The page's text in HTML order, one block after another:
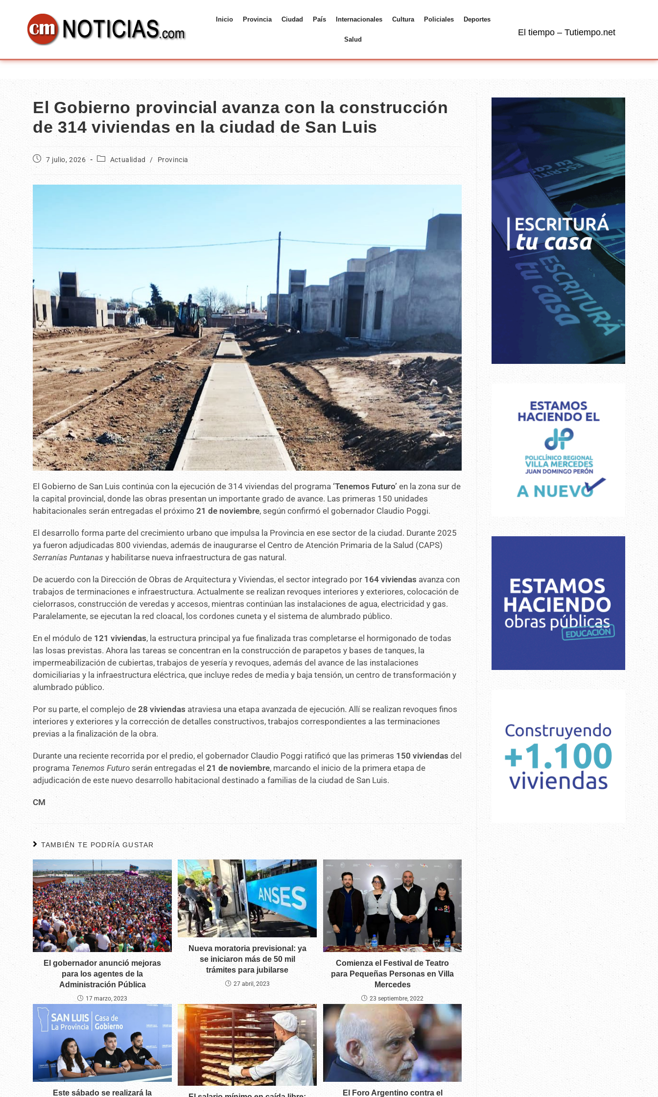
Inicio Provincia Ciudad País Internacionales Cultura Policiales Deportes
Salud
El tiempo – Tutiempo.net
El Gobierno provincial avanza con la construcción
de 314 viviendas en la ciudad de San Luis
7 julio, 2026 Actualidad / Provincia
El Gobierno de San Luis continúa con la ejecución de 314 viviendas del programa‘Tenemos Futuro’ en la zona sur de
la capital provincial, donde las obras presentan un importante grado de avance. Las primeras 150 unidades
habitacionales serán entregadas el próximo21 de noviembre, según confirmó el gobernador Claudio Poggi.
El desarrollo forma parte del crecimiento urbano que impulsa la Provincia en ese sector de la ciudad. Durante 2025
ya fueron adjudicadas 800 viviendas, además de inaugurarse el Centro de Atención Primaria de la Salud (CAPS)
Serranías Puntanas y habilitarse nueva infraestructura de gas natural.
De acuerdo con la Dirección de Obras de Arquitectura y Viviendas, el sector integrado por 164 viviendas avanza con
trabajos de terminaciones e infraestructura. Actualmente se realizan revoques interiores y exteriores, colocación de
cielorrasos, construcción de veredas y accesos, mientras continúan las instalaciones de agua, electricidad y gas.
Paralelamente, se ejecutan la red cloacal, los cordones cuneta y el sistema de alumbrado público.
En el módulo de 121 viviendas, la estructura principal ya fue finalizada tras completarse el hormigonado de todas
las losas previstas. Ahora las tareas se concentran en la construcción de parapetos y bases de tanques, la
impermeabilización de cubiertas, trabajos de yesería y revoques, además del avance de las instalaciones
domiciliarias y la infraestructura eléctrica, que incluye redes de media y baja tensión, un centro de transformación y
alumbrado público.
Por su parte, el complejo de28 viviendas atraviesa una etapa avanzada de ejecución. Allí se realizan revoques finos
interiores y exteriores y la corrección de detalles constructivos, trabajos correspondientes a las terminaciones
previas a la finalización de la obra.
Durante una reciente recorrida por el predio, el gobernador Claudio Poggi ratificó que las primeras 150 viviendas del
programa Tenemos Futuro serán entregadas el21 de noviembre, marcando el inicio de la primera etapa de
adjudicación de este nuevo desarrollo habitacional destinado a familias de la ciudad de San Luis.
CM
TAMBIÉN TE PODRÍA GUSTAR
El gobernador anunció mejoras
para los agentes de la
Administración Pública
17 marzo, 2023
Nueva moratoria previsional: ya
se iniciaron más de 50 mil
trámites para jubilarse
27 abril, 2023
Comienza el Festival de Teatro
para Pequeñas Personas en Villa
Mercedes
23 septiembre, 2022
Este sábado se realizará la El Foro Argentino contra el